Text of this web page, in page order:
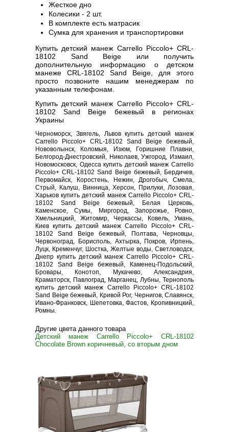
Жесткое дно
Колесики - 2 шт.
В комплекте есть матрасик
Сумка для хранения и транспортировки
Купить детский манеж Carrello Piccolo+ CRL-
18102 Sand Beige или получить
дополнительную информацию о детском
манеже CRL-18102 Sand Beige, для этого
просто позвоните нашим менеджерам по
указанным телефонам.
Купить детский манеж Carrello Piccolo+ CRL-
18102 Sand Beige бежевый в регионах
Украины
Черноморск, Звягель, Львов купить детский манеж
Carrello Piccolo+ CRL-18102 Sand Beige бежевый,
Нововолынск, Коломыя, Изюм, Горишние Плавни,
Белгород-Днестровский, Николаев, Ужгород, Измаил,
Новомосковск, Одесса купить детский манеж Carrello
Piccolo+ CRL-18102 Sand Beige бежевый, Бердичев,
Первомайск, Коростень, Нежин, Дрогобыч, Смела,
Стрый, Калуш, Винница, Херсон, Прилуки, Лозовая,
Харьков купить детский манеж Carrello Piccolo+ CRL-
18102 Sand Beige бежевый, Белая Церковь,
Каменское, Сумы, Миргород, Запорожье, Ровно,
Хмельницкий, Житомир, Черкассы, Ковель, Умань,
Киев купить детский манеж Carrello Piccolo+ CRL-
18102 Sand Beige бежевый, Полтава, Черновцы,
Червоноград, Борисполь, Ахтырка, Покров, Ирпень,
Луцк, Кременчуг, Шостка, Желтые воды, Светловодск,
Днепр купить детский манеж Carrello Piccolo+ CRL-
18102 Sand Beige бежевый, Каменец-Подольский,
Бровары, Конотоп, Мукачево, Александрия,
Краматорск, Павлоград, Марганец, Лубны, Тернополь
купить детский манеж Carrello Piccolo+ CRL-18102
Sand Beige бежевый, Кривой Рог, Чернигов, Славянск,
Ивано-Франковск, Шепетовка, Фастов, Кропивницкий,
Ромны.
Другие цвета данного товара
Детский манеж Carrello Piccolo+ CRL-18102
Chocolate Brown коричневый, со вторым дном